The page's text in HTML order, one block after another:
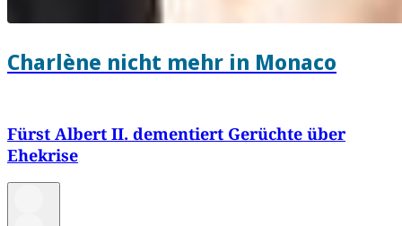
Charlène nicht mehr in Monaco
Fürst Albert II. dementiert Gerüchte über
Ehekrise